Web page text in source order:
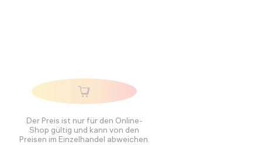
Der Preis ist nur für den Online-
Shop gültig und kann von den
Preisen im Einzelhandel abweichen.